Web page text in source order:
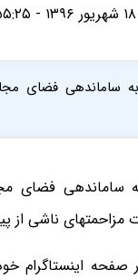
به ساماندهی فضای
ساماندهی فضای
ناشی از
اینستاگرام خود